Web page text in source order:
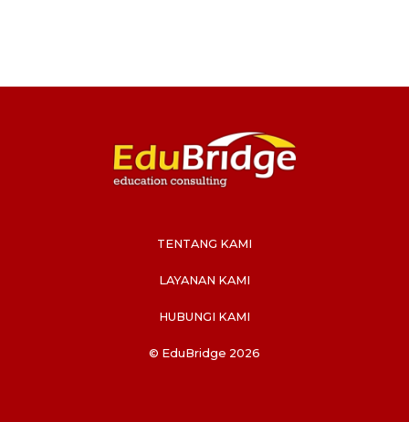
TENTANG KAMI
LAYANAN KAMI
HUBUNGI KAMI
© EduBridge 2026